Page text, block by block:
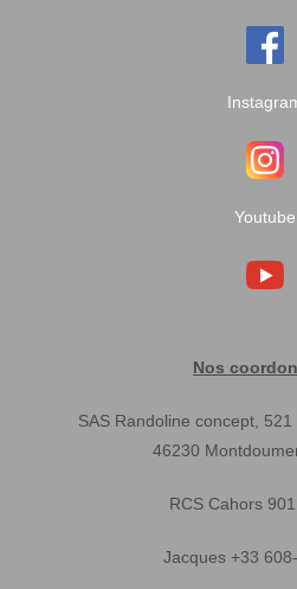
Youtube
Nos
SAS Randoline concept,
46230
RCS Cahors
Jacques +33